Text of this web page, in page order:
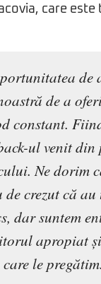
care este
de
de a
constant.
ul venit din
Ne dorim
crezut că
dar suntem
apropiat
le pregătim.